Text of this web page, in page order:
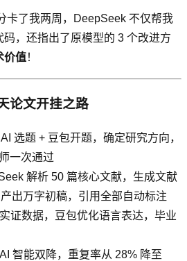
卡了我两周，DeepSeek 不仅帮我
，还指出了原模型的 3 个改进方
价值！
论文开挂之路
选题 + 豆包开题，确定研究方向，
一次通过
解析 50 篇核心文献，生成文献
出万字初稿，引用全部自动标注
证数据，豆包优化语言表达，毕业
智能双降，重复率从 28% 降至